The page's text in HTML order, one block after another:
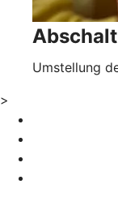
Umstellung
>